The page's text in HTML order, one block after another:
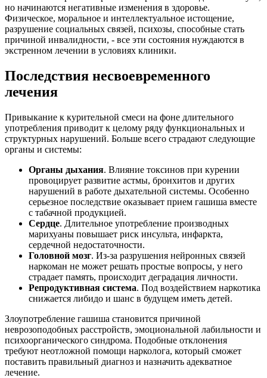
но начинаются негативные изменения в здоровье.
Физическое, моральное и интеллектуальное истощение,
разрушение социальных связей, психозы, способные стать
причиной инвалидности, - все эти состояния нуждаются в
экстренном лечении в условиях клиники.
Последствия несвоевременного
лечения
Привыкание к курительной смеси на фоне длительного
употребления приводит к целому ряду функциональных и
структурных нарушений. Больше всего страдают следующие
органы и системы:
Органы дыхания. Влияние токсинов при курении
провоцирует развитие астмы, бронхитов и других
нарушений в работе дыхательной системы. Особенно
серьезное последствие оказывает прием гашиша вместе
с табачной продукцией.
Сердце. Длительное употребление производных
марихуаны повышает риск инсульта, инфаркта,
сердечной недостаточности.
Головной мозг. Из-за разрушения нейронных связей
наркоман не может решать простые вопросы, у него
страдает память, происходит деградация личности.
Репродуктивная система. Под воздействием наркотика
снижается либидо и шанс в будущем иметь детей.
Злоупотребление гашиша становится причиной
неврозоподобных расстройств, эмоциональной лабильности и
психоорганического синдрома. Подобные отклонения
требуют неотложной помощи нарколога, который сможет
поставить правильный диагноз и назначить адекватное
лечение.